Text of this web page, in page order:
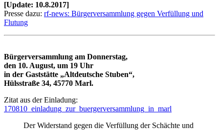
[Update: 10.8.2017]
Presse dazu: rf-news: Bürgerversammlung gegen Verfüllung und
Flutung
Bürgerversammlung am Donnerstag,
den 10. August, um 19 Uhr
in der Gaststätte „Altdeutsche Stuben“,
Hülsstraße 34, 45770 Marl.
Zitat aus der Einladung:
170810_einladung_zur_buergerversammlung_in_marl
Der Widerstand gegen die Verfüllung der Schächte und